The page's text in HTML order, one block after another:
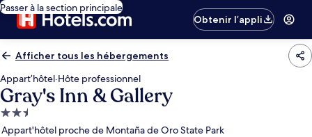
Passer à la section principale
Obtenir l’appli
Afficher tous les hébergements
Appart’hôtel·Hôte professionnel
Gray's Inn & Gallery
Hébergement
2.5 étoiles
Appart'hôtel proche de Montaña de Oro State Park